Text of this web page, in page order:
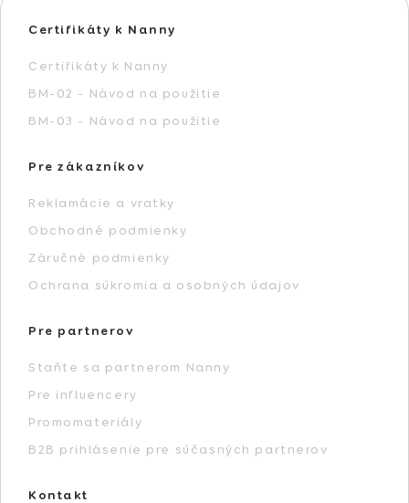
Certifikáty k Nanny
Certifikáty k Nanny
BM-02 - Návod na použitie
BM-03 - Návod na použitie
Pre zákazníkov
Reklamácie a vratky
Obchodné podmienky
Záručné podmienky
Ochrana súkromia a osobných údajov
Pre partnerov
Staňte sa partnerom Nanny
Pre influencery
Promomateriály
B2B prihlásenie pre súčasných partnerov
Kontakt